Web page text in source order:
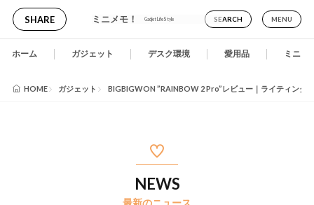
ミニメモ！ Gadjet LifeStyle
SHARE SEARCH MENU
ホーム ガジェット デスク環境 愛用品 ミニメ
HOME ガジェット BIGBIGWON ”RAINBOW 2 Pro”レビュー｜ライティング
NEWS
最新のニュース